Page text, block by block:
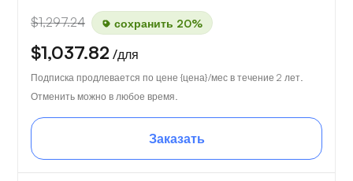
$1,297.24 сохранить 20%
$1,037.82 /для
Подписка продлевается по цене {цена}/мес в течение 2 лет.
Отменить можно в любое время.
Заказать